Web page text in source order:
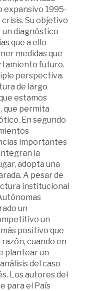
expansivo 1995-
Su objetivo
un diagnóstico
que a ello
medidas que
futuro.
perspectiva.
de largo
estamos
que permita
En segundo
importantes
la
adopta una
A pesar de
institucional
un
un
positivo que
cuando en
plantear un
del caso
Los autores del
para el País